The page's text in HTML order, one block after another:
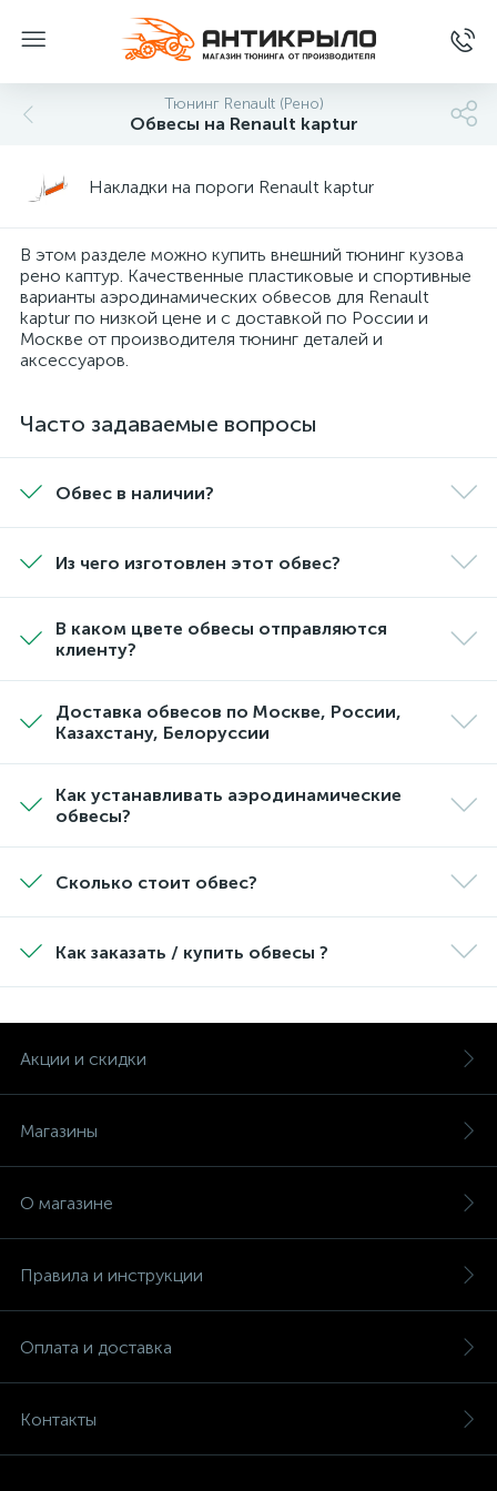
Тюнинг Renault (Рено)
Обвесы на Renault kaptur
Накладки на пороги Renault kaptur
В этом разделе можно купить внешний тюнинг кузова
рено каптур. Качественные пластиковые и спортивные
варианты аэродинамических обвесов для Renault
kaptur по низкой цене и с доставкой по России и
Москве от производителя тюнинг деталей и
аксессуаров.
Часто задаваемые вопросы
Обвес в наличии?
Из чего изготовлен этот обвес?
В каком цвете обвесы отправляются
клиенту?
Доставка обвесов по Москве, России,
Казахстану, Белоруссии
Как устанавливать аэродинамические
обвесы?
Сколько стоит обвес?
Как заказать / купить обвесы ?
Акции и скидки
Магазины
О магазине
Правила и инструкции
Оплата и доставка
Контакты